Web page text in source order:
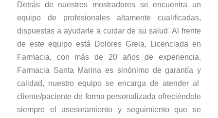
Detrás de nuestros mostradores se encuentra un
equipo de profesionales altamente cualificadas,
dispuestas a ayudarle a cuidar de su salud. Al frente
de este equipo está Dolores Grela, Licenciada en
Farmacia, con más de 20 años de experiencia.
Farmacia Santa Marina es sinónimo de garantía y
calidad, nuestro equipo se encarga de atender al
cliente/paciente de forma personalizada ofreciéndole
siempre el asesoramiento y seguimiento que se